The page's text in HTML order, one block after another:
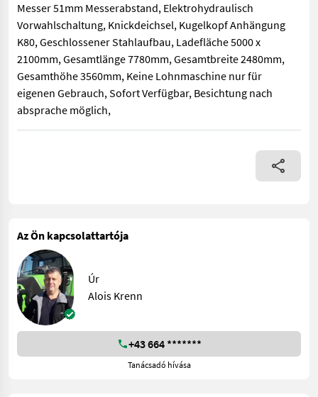
Messer 51mm Messerabstand, Elektrohydraulisch
Vorwahlschaltung, Knickdeichsel, Kugelkopf Anhängung
K80, Geschlossener Stahlaufbau, Ladefläche 5000 x
2100mm, Gesamtlänge 7780mm, Gesamtbreite 2480mm,
Gesamthöhe 3560mm, Keine Lohnmaschine nur für
eigenen Gebrauch, Sofort Verfügbar, Besichtung nach
absprache möglich,
Pöttinger Faro 3500 Rotorladewagen mit Tandemachse,
Az Ön kapcsolattartója
Úr
Alois Krenn
+43 664 *******
Tanácsadó hívása